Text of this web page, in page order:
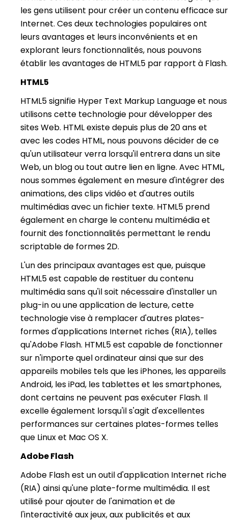
les gens utilisent pour créer un contenu efficace sur
Internet. Ces deux technologies populaires ont
leurs avantages et leurs inconvénients et en
explorant leurs fonctionnalités, nous pouvons
établir les avantages de HTML5 par rapport à Flash.
HTML5
HTML5 signifie Hyper Text Markup Language et nous
utilisons cette technologie pour développer des
sites Web. HTML existe depuis plus de 20 ans et
avec les codes HTML, nous pouvons décider de ce
qu'un utilisateur verra lorsqu'il entrera dans un site
Web, un blog ou tout autre lien en ligne. Avec HTML,
nous sommes également en mesure d'intégrer des
animations, des clips vidéo et d'autres outils
multimédias avec un fichier texte. HTML5 prend
également en charge le contenu multimédia et
fournit des fonctionnalités permettant le rendu
scriptable de formes 2D.
L'un des principaux avantages est que, puisque
HTML5 est capable de restituer du contenu
multimédia sans qu'il soit nécessaire d'installer un
plug-in ou une application de lecture, cette
technologie vise à remplacer d'autres plates-
formes d'applications Internet riches (RIA), telles
qu'Adobe Flash. HTML5 est capable de fonctionner
sur n'importe quel ordinateur ainsi que sur des
appareils mobiles tels que les iPhones, les appareils
Android, les iPad, les tablettes et les smartphones,
dont certains ne peuvent pas exécuter Flash. Il
excelle également lorsqu'il s'agit d'excellentes
performances sur certaines plates-formes telles
que Linux et Mac OS X.
Adobe Flash
Adobe Flash est un outil d'application Internet riche
(RIA) ainsi qu'une plate-forme multimédia. Il est
utilisé pour ajouter de l'animation et de
l'interactivité aux jeux, aux publicités et aux